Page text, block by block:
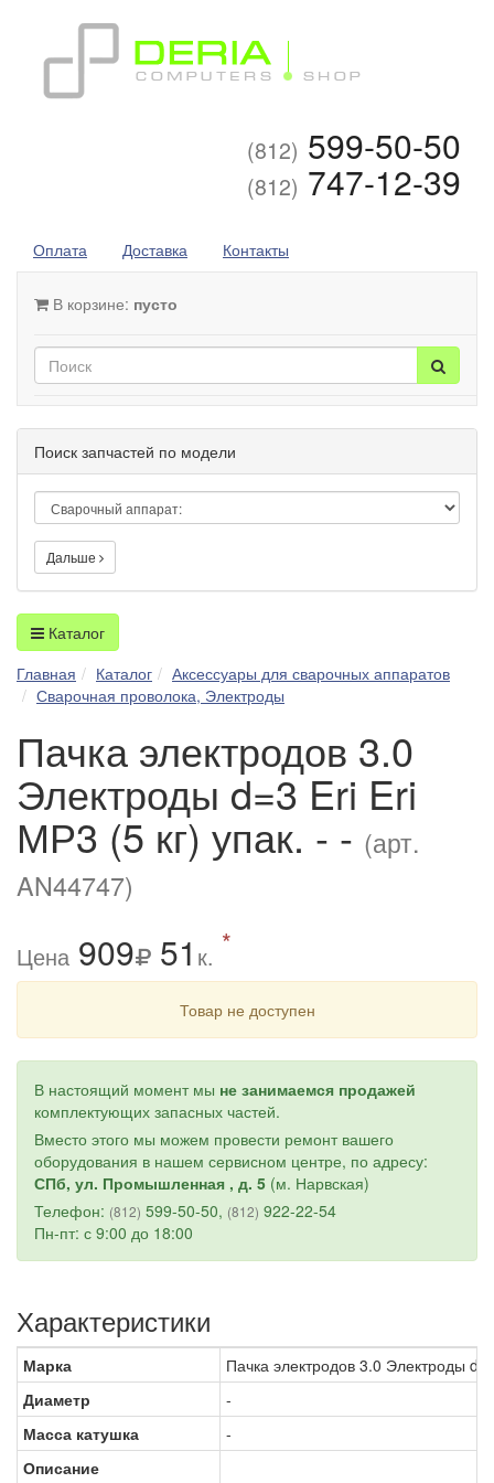
(812) 599-50-50
(812) 747-12-39
Оплата Доставка Контакты
В корзине: пусто
Поиск запчастей по модели
Дальше
Каталог
Главная
Каталог
Аксессуары для сварочных аппаратов
Сварочная проволока, Электроды
Пачка электродов 3.0
Электроды d=3 Eri Eri
МР3 (5 кг) упак. - - (арт.
AN44747)
Цена 909 51 к. *
Товар не доступен
В настоящий момент мы не занимаемся продажей
комплектующих запасных частей.
Вместо этого мы можем провести ремонт вашего
оборудования в нашем сервисном центре, по адресу:
СПб, ул. Промышленная , д. 5 (м. Нарвская)
Телефон: (812) 599-50-50, (812) 922-22-54
Пн-пт: с 9:00 до 18:00
Характеристики
Марка
Пачка электродов 3.0 Электроды
Диаметр
-
Масса катушка
-
Описание